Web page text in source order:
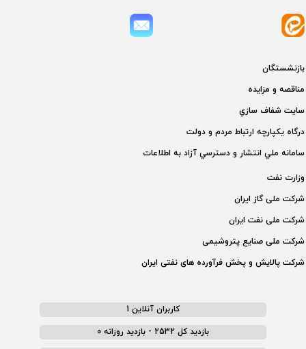
بازنشستگان
مناقصه و مزايده
سايت شفاف سازي
درگاه يكپارچه ارتباط مردم و دولت
سامانه ملي انتشار و دسترسي آزاد به اطلاعات
وزارت نفت
شركت ملی گاز ايران
شركت ملی نفت ايران
شركت ملی صنايع پتروشيمی
شركت پالايش و پخش فرآورده های نفتی ايران
کاربران آنلاین 1
بازدید کل 2532 - بازدید روزانه 0